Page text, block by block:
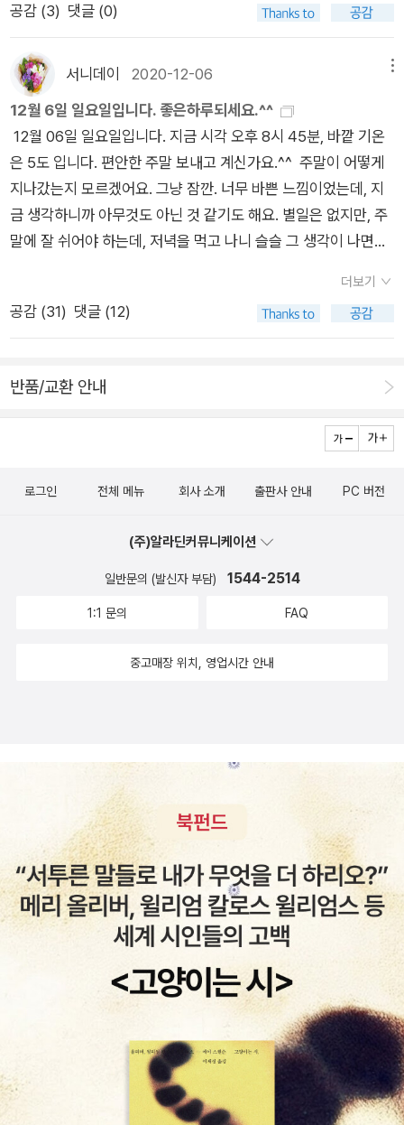
나오다보니, 누구라도 해결할 '문제'가 있다면, 시도해볼 수 있지
않을까 싶다. 그 이전에, 삶의 가치관이 바뀌는 몰입이라는 점은
빅터 프랭클 생각도 났다. 자신이 하는 일에 몰입하고, 문제 해결
하며 의미를 찾는 것. 말처럼 쉽지는 않지만, '일' 이 나에게서 차
지하는 부분을 생각해보면, 일하는 나가 다이고, 일하는 동안 불
행하고, 그것이 일 외적으로도 영향을 미치는 것은 한 번뿐인 인
생에 많이 아까운 시간들일 것이다. 대학원에 와서 고민하는 대학
원생의 메일에 대해 조언하기를, 첫째, 학위 논문 주제와 관련한
자료를 읽고 생각하는 데에만 집중할 것. 둘째, 결과에 연연하지
생각하는 숙면일여 상태가 될 때까지 1초도 놓치지 않겠다는 태
도로 논문의 주제에 대해서만 생각할 것. 잡일이 많아서 그러기
힘든 그에게 '사실 수험생이나 연구자가 아니고서야 일상을 꾸리
람은 거의 없다. 이런 경우 나는 차선책으로 자투리 시간을 활용
해 생각하는 습관을 들이라고' 직장인의 슬로싱킹을 위한 팁은 다
집중하되 몸과 마음은 이완된 상태를 유지하며 슬로싱킹한다. 3.
30분씩 규칙적으로 운동한다. 5. 여러 프로젝트를 동시에 추진해
야 할 때라도 가능하면 한 프로젝트에만 일정 기간 집중한다.6.
입하다보면, 자연스레 덜 쓰게 되겠지. 바란다. 여튼, 타임라인도
정리했다. 인터넷이란건 내가 만드는 환경이니깐. 처음부터 몰입
하기는 쉽지 않으니, 포스트잇으로 여기저기 몰입할 문제를 적어
서 붙여두는 것도 도움 된다고 한다. 몰입하는 문제를 무대와 조
명, 관객(장기기억)으로 설명한 부분이 와닿았다. 2번 몸과 마음
이완시키는 것도 계속 의식해야 하고. 스트레스 받으면 안 된다.
4번, 하루 30분 운동. 이게 힘들어. 일 때문에 많이 움직이던 때
도 있었지만, 운동을 위한 운동을 한 적이 없어서 말이다. 요즘같
이 활동량 없는데도 몸이 막 개운하지 않은 것은 운동 안해서겠
지? 7시간 자려고 깨면 또 자려고 노력하고 노력하면서, 운동을
안 해서 그렇구나 인지도 했으니, 운동 빠트리지 말 것. 시험 준비
하던 학생이 운동해서 도움 되었다는 이야기도 책에 나온다. 그리
고, 또 하나, 절실함이 클수록 몰입하기 쉽다고 한다. '여기 내 인
던 생각의 습관을 힘들여 바꾸려는 사람들, 쉬운 길을 선택하려
는 인간의 자연스러운 본성을 떨쳐버리고 굳이 힘든 오르막길
을 가려는 사람들, 타고난 잠재력을 십분 발휘해 놀라운 성취
를 이루는 사람들, 마침내 인생의정상에 우뚝 서는 사람들, 그들
에게는 어떤 비밀이 있는가. 그들은도전하는 사람들이다. 크고 작
은 성공 경험을 차곡차곡 쌓아 마침내 아무도 도전할 엄두를 내지
못하는 일에 서슴없이 도전하는 사람들이다. 결과와는 상관없이
최선을 다하고, 그 과정에서 기쁨과 즐거움을 찾는 사람들이다.
행복의 비밀이 바로 그 과정에 있음을 아는 사람들이다. 바로 슬
로싱커들이다.- P325
공감 (3) 댓글 (0)
서니데이 2020-12-06
12월 6일 일요일입니다. 좋은하루되세요.^^
12월 06일 일요일입니다. 지금 시각 오후 8시 45분, 바깥 기온
은 5도 입니다. 편안한 주말 보내고 계신가요.^^ 주말이 어떻게
지나갔는지 모르겠어요. 그냥 잠깐. 너무 바쁜 느낌이었는데, 지
금 생각하니까 아무것도 아닌 것 같기도 해요. 별일은 없지만, 주
말에 잘 쉬어야 하는데, 저녁을 먹고 나니 슬슬 그 생각이 나면서
밤 9시 영업 종료를 시작했습니다. 8시 뉴스에서는 마트가 영업
을 종료하고 셔터가 내려오는 화면이 나왔어요. 대중교통도 달라
다. 오늘 저녁 뉴스를 보니, 여전히 코로나19 확진자 숫자가 상당
히 높습니다. 600명대인 것 같아요. 이번에는 사회적 거리두기
가 2.5 단계로 올라갈 것 같습니다. 인터넷 뉴스 찾아보았는데, 8
요. 그리고 28일 자정까지 된다고 하니까 거의 3주간 예정인 것
은데, 2단계와 2.5단계는 상당히 차이가 있을 것 같습니다. 제한
되는 영업과 시설도 있을 것 같고, 달라지는 점이 있을 수 있으니,
자세한 내용은 뉴스 찾아보시면 좋겠습니다. 뉴스는 여기까지
시작되었는데, 첫번째 주말 잘 보내고 계신가요. 오후에 잠깐 집
같았지만, 다른 날의 일요일보다 많은 편은 아니었어요. 편의점에
들렀다가 오는 길에는 왕만두를 사야지, 하고 갔는데, 어? 카드가
없어! 순간 불안해져서 얼른 집으로 왔습니다. 책상 위에 있었어
요. 어제 꺼내둔 채로 그냥 갔나봐요. 그리곤 다시 나가기는 싫
어서 옷을 갈아입고 편안하게 쉬어야지 했지만, 그 다음에는 갑자
기 컴퓨터가 생각이 났습니다. 어제 이상했던 것들이, 오늘 더 좋
아질 수는 없잖아요. 그래서 컴퓨터는 어제 살펴보았는데, 아무래
도 안 될 거 같고, 다른 것들을 찾아보기 시작했습니다. 그러다보
니 저녁 먹을 시간이 되었는데, 저녁을 먹고 텔레비전 잠깐 보면
서 엄마랑 손뜨개 하는 이야기 하다보니, 벌써 이 시간이... 엄마
는 자러 가시고, 저는 아직 쓰지 못한 페이퍼를 써야 하기 때문에
남았습니다. 어제에 이어 오늘도 매일 쓰던 컴퓨터가 아니라서
타이핑 속도가 빠르지 못해요. 앗, 너무 불편하다, 불편하다, 하면
서도요. 키보드만 새로 살까, 하는 생각도 했습니다. 하지만 가끔
더보기
공감 (31) 댓글 (12)
반품/교환 안내
로그인 전체 메뉴 회사 소개 출판사 안내 PC 버전
(주)알라딘커뮤니케이션
일반문의 (발신자 부담) 1544-2514
1:1 문의 FAQ
중고매장 위치, 영업시간 안내